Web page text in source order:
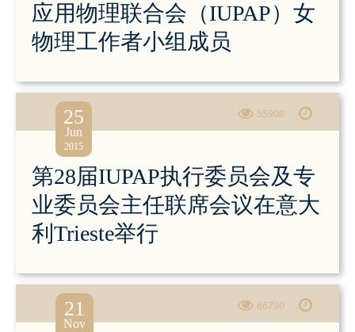
应用物理联合会（IUPAP）女
物理工作者小组成员
55908
第28届IUPAP执行委员会及专
业委员会主任联席会议在意大
利Trieste举行
25
Jun
2015
66790
21
Nov